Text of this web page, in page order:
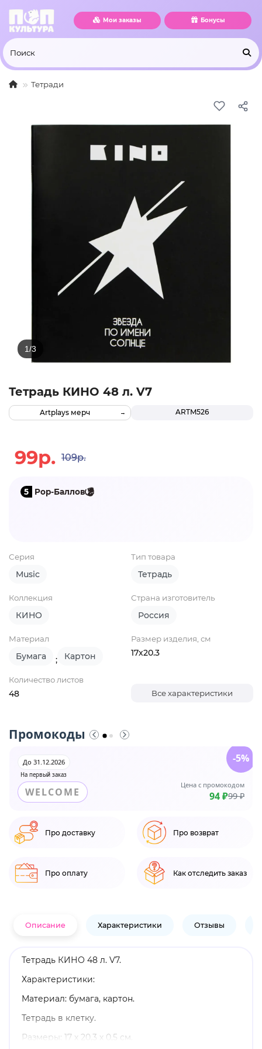
Мои заказы Бонусы
Тетради
Тетрадь КИНО 48 л. V7
ARTM526
Artplays мерч
99р. 109р.
5 Pop-Баллов
Серия
Music
Тип товара
Тетрадь
Коллекция
КИНО
Страна изготовитель
Россия
Материал
Бумага ; Картон
Размер изделия, см
17х20.3
Количество листов
48 Все характеристики
Промокоды
На первый заказ
До 31.12.2026
WELCOME
Цена с промокодом
94 ₽99 ₽
-5%
Про доставку Про возврат
Про оплату Как отследить заказ
Описание Характеристики Отзывы
Тетрадь КИНО 48 л. V7.
Характеристики:
Материал: бумага, картон.
Тетрадь в клетку.
Размеры: 17 х 20,3 х 0,5 см.